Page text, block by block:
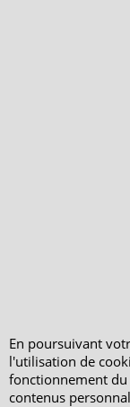
En poursuivant
l'utilisation de
fonctionnement du
contenus